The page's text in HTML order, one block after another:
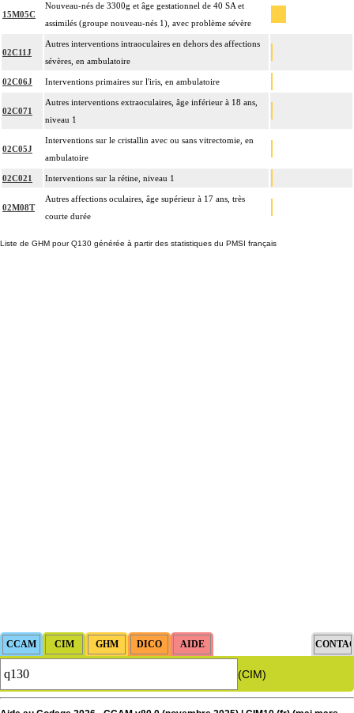
15M05C
Nouveau-nés de 3300g et âge gestationnel de 40 SA et
assimilés (groupe nouveau-nés 1), avec problème sévère
02C11J
Autres interventions intraoculaires en dehors des affections
sévères, en ambulatoire
02C06J Interventions primaires sur l'iris, en ambulatoire
02C071
Autres interventions extraoculaires, âge inférieur à 18 ans,
niveau 1
02C05J
Interventions sur le cristallin avec ou sans vitrectomie, en
ambulatoire
02C021 Interventions sur la rétine, niveau 1
02M08T
Autres affections oculaires, âge supérieur à 17 ans, très
courte durée
Liste de GHM pour Q130 générée à partir des statistiques du PMSI français
(CIM)